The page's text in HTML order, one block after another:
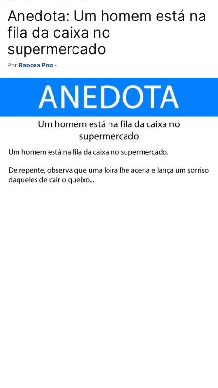
Anedota: Um homem está na
fila da caixa no
supermercado
Por Raposa Pop -